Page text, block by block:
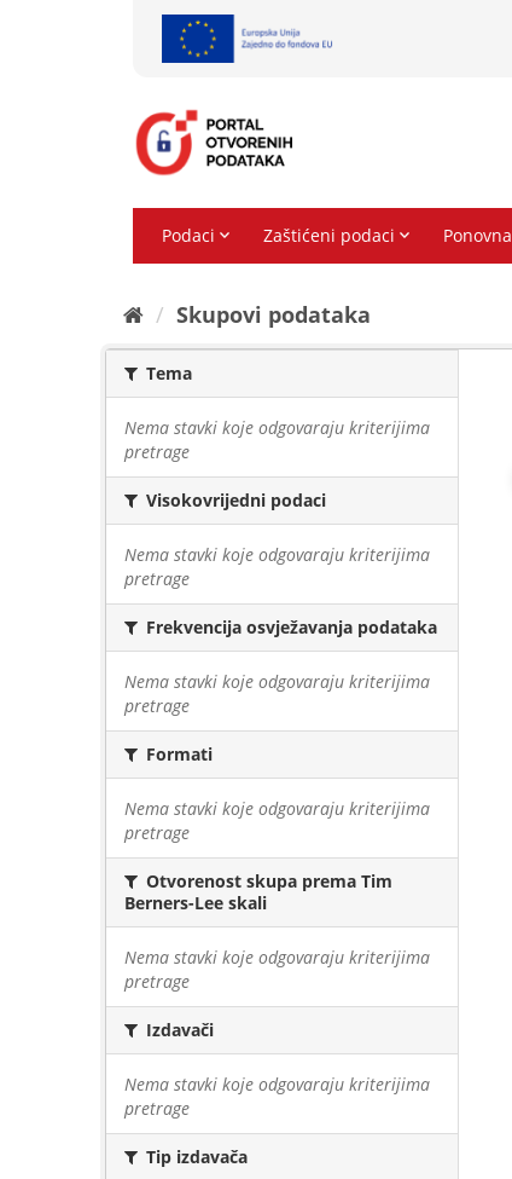
Skupovi podаtаkа
Tema
Nema stavki koje odgovaraju kriterijima
pretrage
Visokovrijedni podaci
Nema stavki koje odgovaraju kriterijima
pretrage
Frekvencija osvježavanja podataka
Nema stavki koje odgovaraju kriterijima
pretrage
Formati
Nema stavki koje odgovaraju kriterijima
pretrage
Otvorenost skupa prema Tim
Berners-Lee skali
Nema stavki koje odgovaraju kriterijima
pretrage
Izdavači
Nema stavki koje odgovaraju kriterijima
pretrage
Tip izdavača